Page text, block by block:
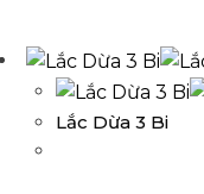
Lắc Dừa 3 Bi